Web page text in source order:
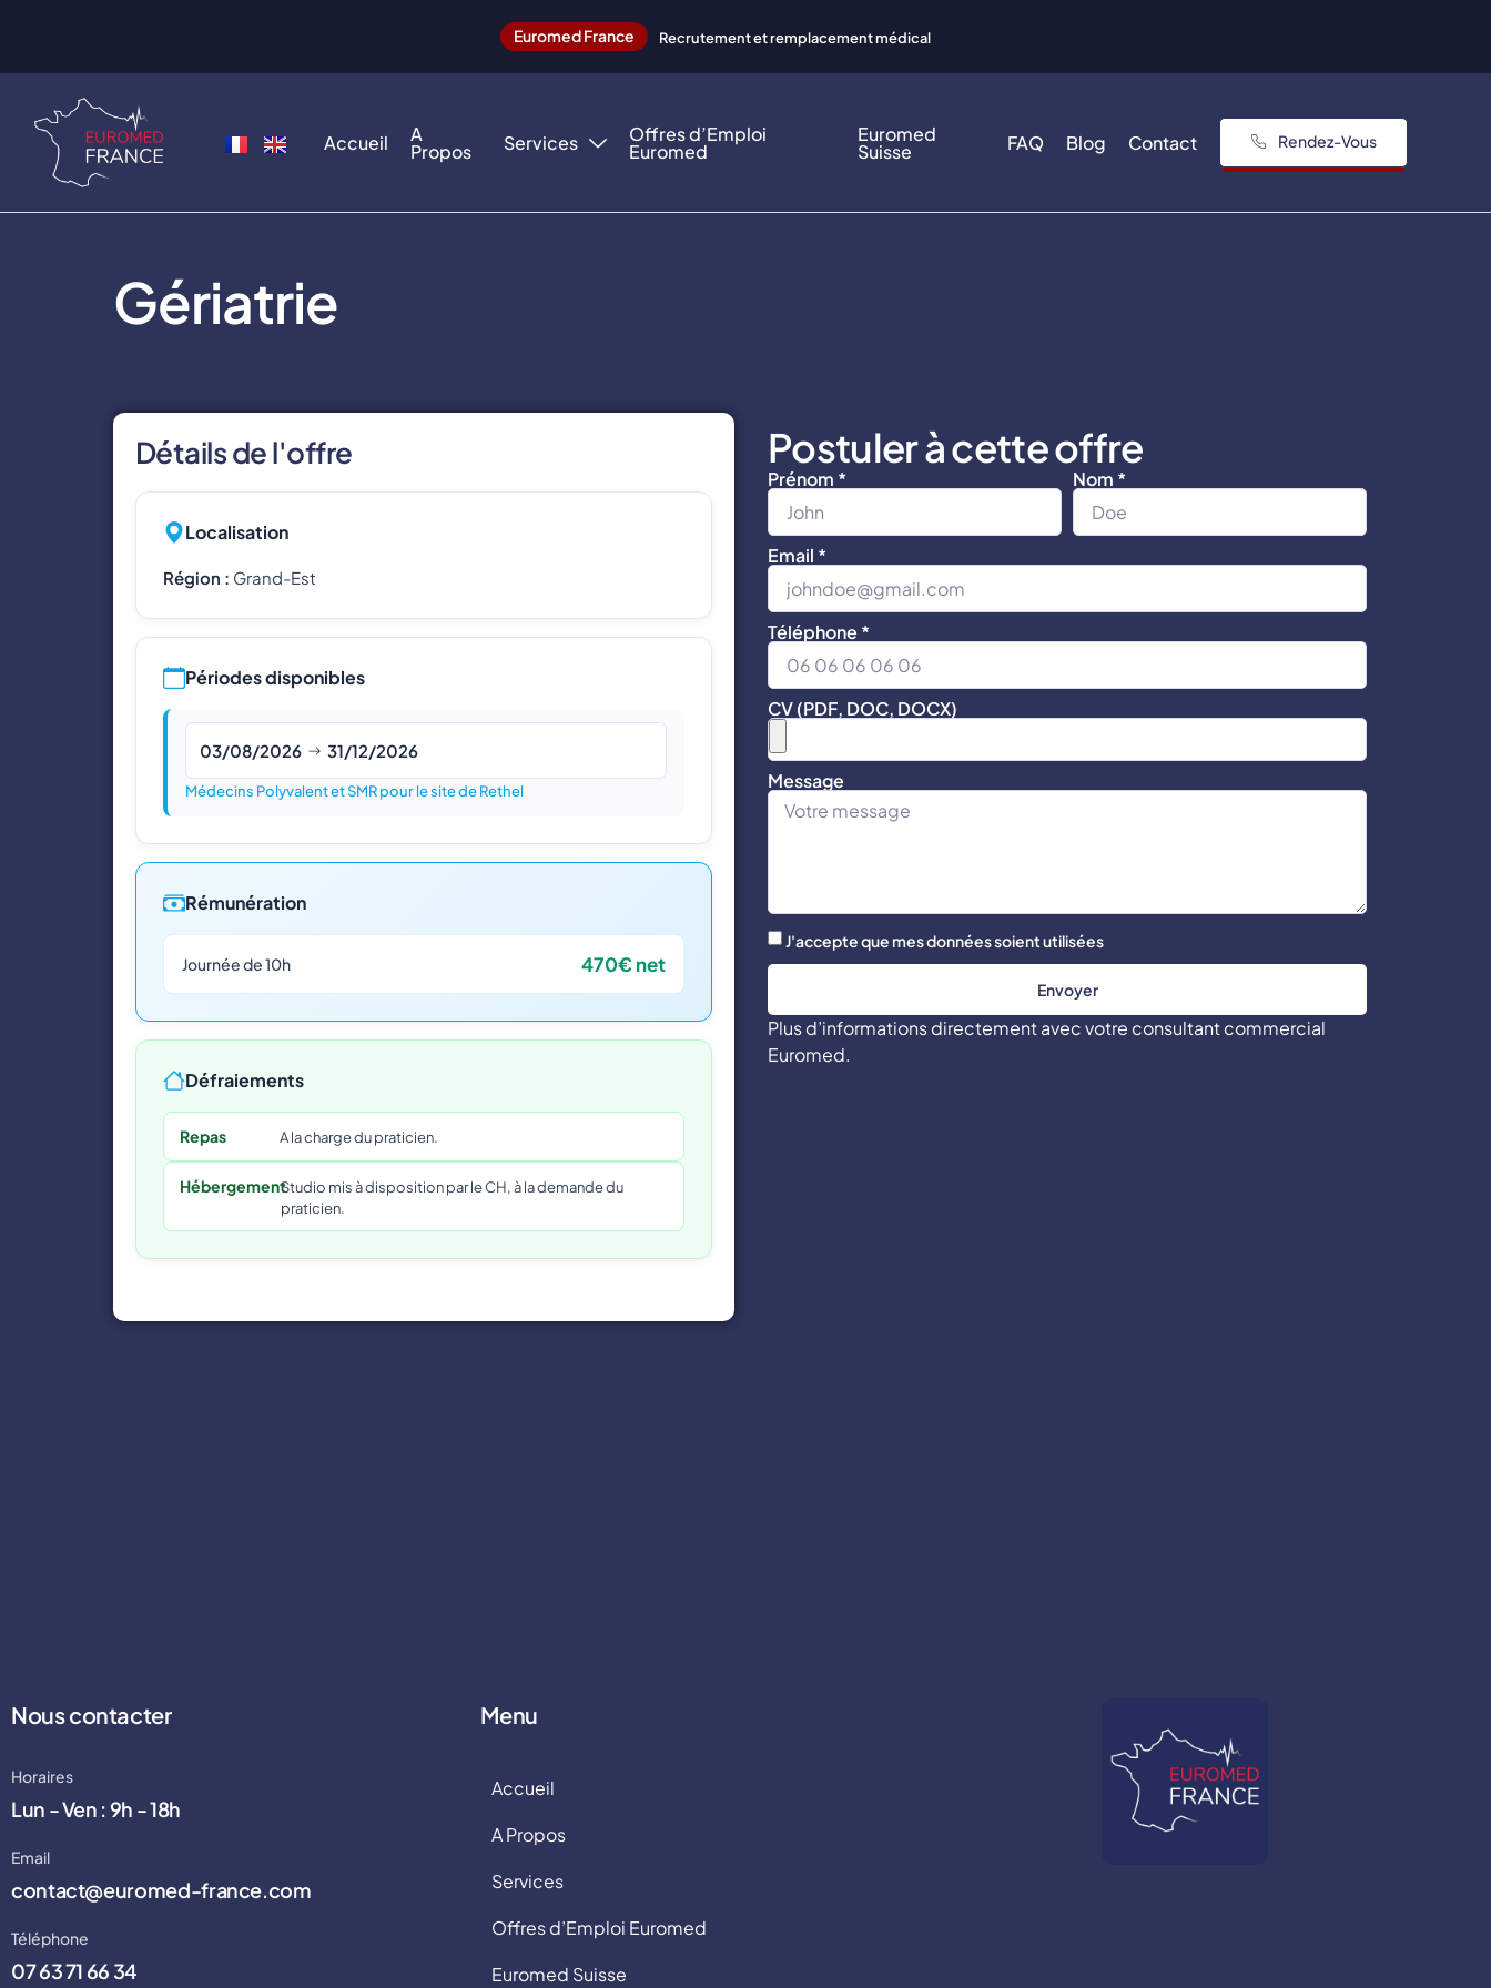
Euromed France Recrutement et remplacement médical
Accueil A
Propos Services Offres d’Emploi
Euromed
Euromed
Suisse FAQ Blog Contact Rendez-Vous
Gériatrie
Détails de l'offre
Localisation
Région : Grand-Est
Périodes disponibles
03/08/2026 31/12/2026
Médecins Polyvalent et SMR pour le site de Rethel
Rémunération
Journée de 10h 470€ net
Défraiements
Repas A la charge du praticien.
HébergementStudio mis à disposition par le CH, à la demande du
praticien.
Postuler à cette offre
Prénom * Nom *
Email *
Téléphone *
CV (PDF, DOC, DOCX)
Message
J'accepte que mes données soient utilisées
Envoyer
Plus d’informations directement avec votre consultant commercial
Euromed.
Nous contacter
Horaires
Lun - Ven : 9h - 18h
Email
contact@euromed-france.com
Téléphone
07 63 71 66 34
Menu
Accueil
A Propos
Services
Offres d’Emploi Euromed
Euromed Suisse